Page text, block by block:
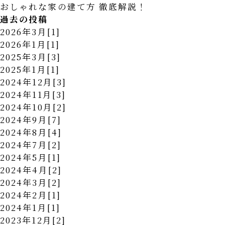
おしゃれな家の建て方 徹底解説！
過去の投稿
2026年3月[1]
2026年1月[1]
2025年3月[3]
2025年1月[1]
2024年12月[3]
2024年11月[3]
2024年10月[2]
2024年9月[7]
2024年8月[4]
2024年7月[2]
2024年5月[1]
2024年4月[2]
2024年3月[2]
2024年2月[1]
2024年1月[1]
2023年12月[2]